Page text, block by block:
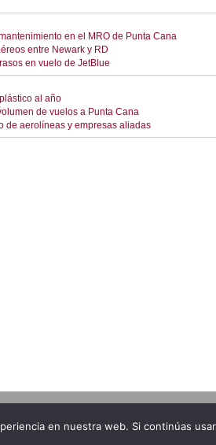
en el MRO de Punta Cana
entre Newark y RD
en vuelo de JetBlue
al año
de vuelos a Punta Cana
de aerolíneas y empresas aliadas
en nuestra web. Si continúas